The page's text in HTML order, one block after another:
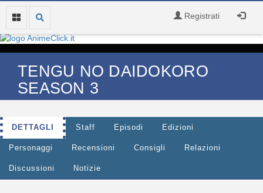
Registrati
TENGU NO DAIDOKORO
SEASON 3
DETTAGLI Staff Episodi Edizioni
Personaggi Recensioni Consigli Relazioni
Discussioni Notizie